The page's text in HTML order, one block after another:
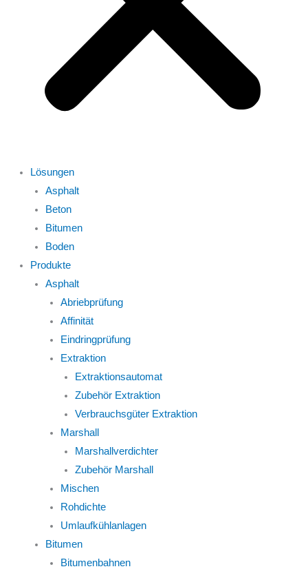
Lösungen
Asphalt
Beton
Bitumen
Boden
Produkte
Asphalt
Abriebprüfung
Affinität
Eindringprüfung
Extraktion
Extraktionsautomat
Zubehör Extraktion
Verbrauchsgüter Extraktion
Marshall
Marshallverdichter
Zubehör Marshall
Mischen
Rohdichte
Umlaufkühlanlagen
Bitumen
Bitumenbahnen